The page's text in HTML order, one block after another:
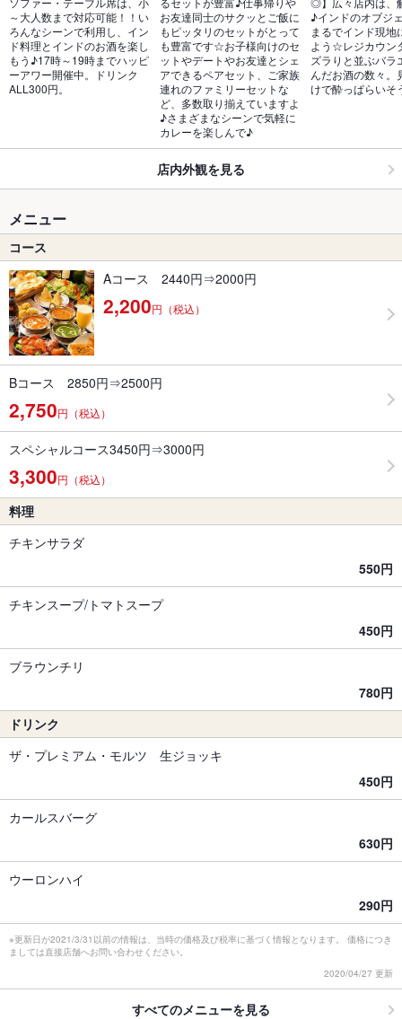
～大人数まで対応可能！！い
ろんなシーンで利用し、イン
ド料理とインドのお酒を楽し
もう♪17時～19時までハッピ
ーアワー開催中。ドリンク
ALL300円。
お友達同士のサクッとご飯に
もピッタリのセットがとって
も豊富です☆お子様向けのセ
ットやデートやお友達とシェ
アできるペアセット、ご家族
連れのファミリーセットな
ど、多数取り揃えていますよ
♪さまざまなシーンで気軽に
カレーを楽しんで♪
♪インドのオブジ
まるでインド現地
よう☆レジカウン
ズラりと並ぶバラ
んだお酒の数々。
けで酔っぱらいそ
店内外観を見る
メニュー
コース
Aコース 2440円⇒2000円
2,200円（税込）
Bコース 2850円⇒2500円
2,750円（税込）
スペシャルコース3450円⇒3000円
3,300円（税込）
料理
チキンサラダ
550円
チキンスープ/トマトスープ
450円
ブラウンチリ
780円
ドリンク
ザ・プレミアム・モルツ 生ジョッキ
450円
カールスバーグ
630円
ウーロンハイ
290円
※更新日が2021/3/31以前の情報は、当時の価格及び税率に基づく情報となります。 価格につき
ましては直接店舗へお問い合わせください。
2020/04/27 更新
すべてのメニューを見る